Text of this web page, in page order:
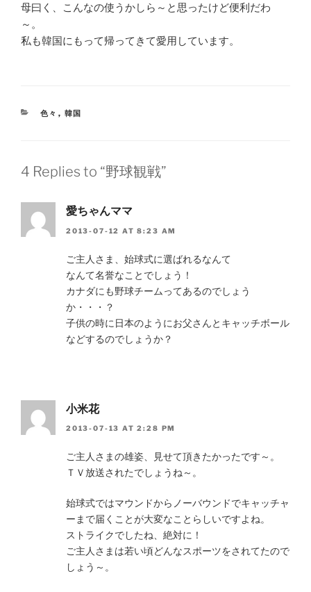
母曰く、こんなの使うかしら～と思ったけど便利だわ
～。
私も韓国にもって帰ってきて愛用しています。
CATEGORIES
色々 , 韓国
4 Replies to “野球観戦”
愛ちゃんママ
2013-07-12 AT 8:23 AM
ご主人さま、始球式に選ばれるなんて
なんて名誉なことでしょう！
カナダにも野球チームってあるのでしょう
か・・・？
子供の時に日本のようにお父さんとキャッチボール
などするのでしょうか？
小米花
2013-07-13 AT 2:28 PM
ご主人さまの雄姿、見せて頂きたかったです～。
ＴＶ放送されたでしょうね～。
始球式ではマウンドからノーバウンドでキャッチャ
ーまで届くことが大変なことらしいですよね。
ストライクでしたね、絶対に！
ご主人さまは若い頃どんなスポーツをされてたので
しょう～。